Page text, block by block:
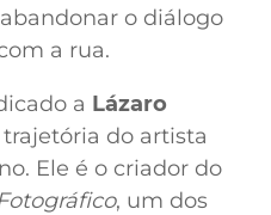
o diálogo
a rua.
a Lázaro
do artista
Ele é o criador do
, um dos